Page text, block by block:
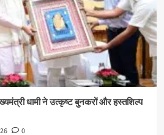
धामी ने उत्कृष्ट बुनकरों और हस्तशिल्प
0